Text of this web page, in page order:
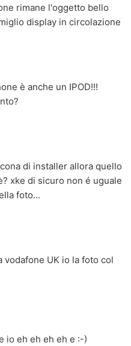
rimane l'oggetto bello
display in circolazione
è anche un IPOD!!!
di installer allora quello
xke di sicuro non é uguale
foto...
UK io la foto col
io eh eh eh eh e :-)